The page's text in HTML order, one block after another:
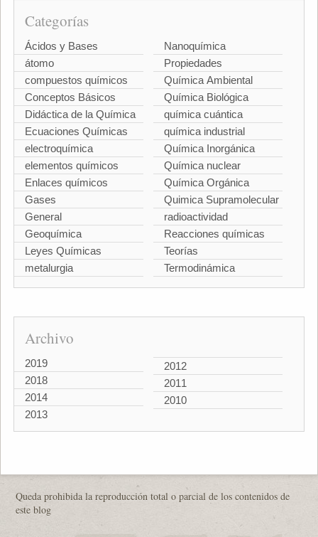
Categorías
Ácidos y Bases
átomo
compuestos químicos
Conceptos Básicos
Didáctica de la Química
Ecuaciones Químicas
electroquímica
elementos químicos
Enlaces químicos
Gases
General
Geoquímica
Leyes Químicas
metalurgia
Nanoquímica
Propiedades
Química Ambiental
Química Biológica
química cuántica
química industrial
Química Inorgánica
Química nuclear
Química Orgánica
Quimica Supramolecular
radioactividad
Reacciones químicas
Teorías
Termodinámica
Archivo
2019
2018
2014
2013
2012
2011
2010
Queda prohibida la reproducción total o parcial de los contenidos de
este blog